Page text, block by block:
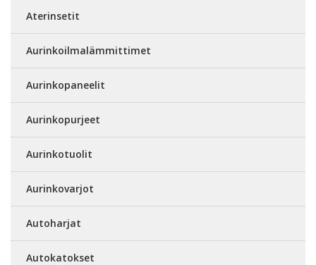
Aterinsetit
Aurinkoilmalämmittimet
Aurinkopaneelit
Aurinkopurjeet
Aurinkotuolit
Aurinkovarjot
Autoharjat
Autokatokset